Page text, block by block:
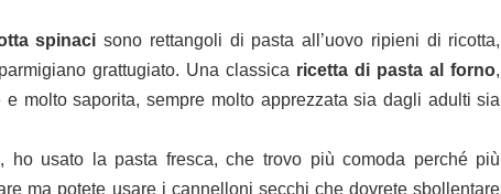
spinaci sono rettangoli di pasta all’uovo ripieni di ricotta,
grattugiato. Una classica ricetta di pasta al forno,
e molto saporita, sempre molto apprezzata sia dagli adulti sia
ho usato la pasta fresca, che trovo più comoda perché più
ma potete usare i cannelloni secchi che dovrete sbollentare